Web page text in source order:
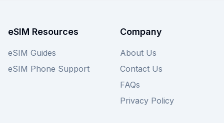
eSIM Resources
eSIM Guides
eSIM Phone Support
Company
About Us
Contact Us
FAQs
Privacy Policy